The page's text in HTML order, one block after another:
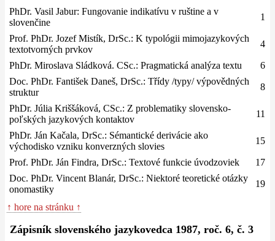
PhDr. Vasil Jabur: Fungovanie indikatívu v ruštine a v
slovenčine
1
Prof. PhDr. Jozef Mistík, DrSc.: K typológii mimojazykových
textotvorných prvkov
4
PhDr. Miroslava Sládková. CSc.: Pragmatická analýza textu
6
Doc. PhDr. Fantišek Daneš, DrSc.: Třídy /typy/ výpovědných
struktur
8
PhDr. Júlia Kriššáková, CSc.: Z problematiky slovensko-
poľských jazykových kontaktov
11
PhDr. Ján Kačala, DrSc.: Sémantické derivácie ako
východisko vzniku konverzných slovies
15
Prof. PhDr. Ján Findra, DrSc.: Textové funkcie úvodzoviek
17
Doc. PhDr. Vincent Blanár, DrSc.: Niektoré teoretické otázky
onomastiky
19
↑ hore na stránku ↑
Zápisník slovenského jazykovedca 1987, roč. 6, č. 3